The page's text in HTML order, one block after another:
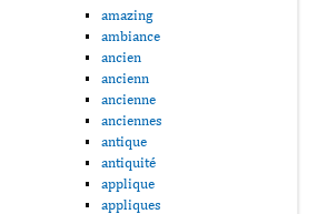
amazing
ambiance
ancien
ancienn
ancienne
anciennes
antique
antiquité
applique
appliques